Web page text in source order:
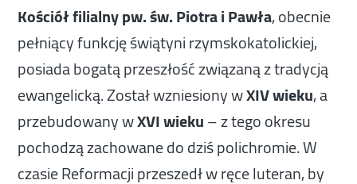
Kościół filialny pw. św. Piotra i Pawła, obecnie
pełniący funkcję świątyni rzymskokatolickiej,
posiada bogatą przeszłość związaną z tradycją
ewangelicką. Został wzniesiony wXIV wieku, a
przebudowany wXVI wieku– z tego okresu
pochodzą zachowane do dziś polichromie. W
czasie Reformacji przeszedł w ręce luteran, by